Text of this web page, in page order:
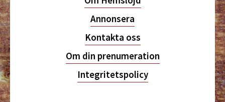
Annonsera
Kontakta oss
Om din prenumeration
Integritetspolicy